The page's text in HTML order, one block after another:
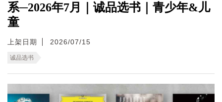
系─2026年7月｜诚品选书｜青少年&儿
童
上架日期 2026/07/15
诚品选书